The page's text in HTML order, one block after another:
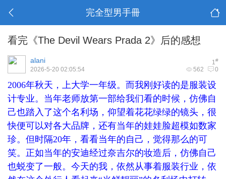
完全型男手冊
看完《The Devil Wears Prada 2》后的感想
1#
alani
562 0
2026-5-20 02:05:54
2006年秋天，上大学一年级。而我刚好读的是服装设
计专业。当年老师放第一部给我们看的时候，仿佛自
己也踏入了这个名利场，仰望着花花绿绿的镜头，很
快便可以对各大品牌，还有当年的娃娃脸超模如数家
珍。但时隔20年，看看当年的自己，觉得那么的可
笑。正如当年的安迪经过奈吉尔的妆造后，仿佛自己
也蜕变了一般。今天的我，依然从事着服装行业，依